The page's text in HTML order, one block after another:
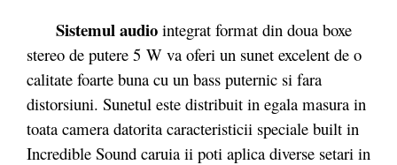
Sistemul audio integrat format din doua boxe
stereo de putere 5 W va oferi un sunet excelent de o
calitate foarte buna cu un bass puternic si fara
distorsiuni. Sunetul este distribuit in egala masura in
toata camera datorita caracteristicii speciale built in
Incredible Sound caruia ii poti aplica diverse setari in